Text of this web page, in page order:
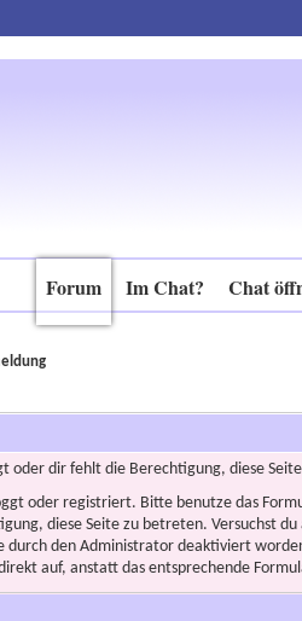
Forum Im Chat? Chat
oder dir fehlt die Berechtigung, diese
oder registriert. Bitte benutze das
diese Seite zu betreten. Versuchst
durch den Administrator deaktiviert
auf, anstatt das entsprechende